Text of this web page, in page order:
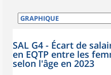
SAL G4 - Écart de
en EQTP entre les
selon l'âge en 2023